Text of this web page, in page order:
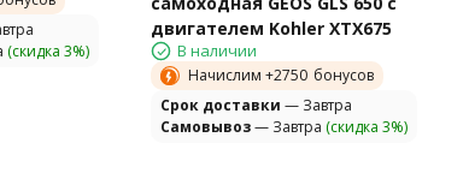
(скидка 3%)
двигателем Kohler XTX675
В наличии
Начислим +2750 бонусов
Cрок доставки — Завтра
Самовывоз— Завтра (скидка 3%)